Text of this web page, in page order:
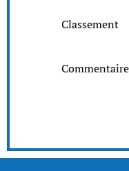
Classement
Commentaire